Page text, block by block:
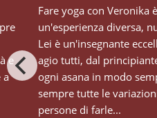
Fare yoga con Veronika
un'esperienza diversa,
Lei è un'insegnante
agio tutti, dal
ogni asana in modo
sempre tutte le
persone di farle...
e
a